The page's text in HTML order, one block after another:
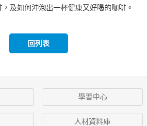
及如何沖泡出一杯健康又好喝的咖啡。
回列表
學習中心
人材資料庫